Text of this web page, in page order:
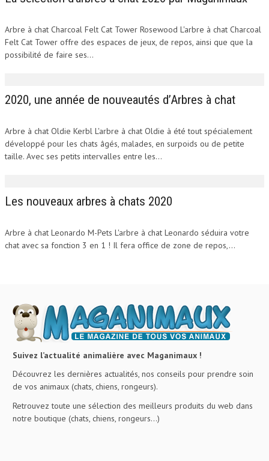
Arbre à chat Charcoal Felt Cat Tower Rosewood L'arbre à chat Charcoal
Felt Cat Tower offre des espaces de jeux, de repos, ainsi que que la
possibilité de faire ses...
2020, une année de nouveautés d’Arbres à chat
Arbre à chat Oldie Kerbl L'arbre à chat Oldie à été tout spécialement
développé pour les chats âgés, malades, en surpoids ou de petite
taille. Avec ses petits intervalles entre les...
Les nouveaux arbres à chats 2020
Arbre à chat Leonardo M-Pets L'arbre à chat Leonardo séduira votre
chat avec sa fonction 3 en 1 ! Il fera office de zone de repos,...
Suivez l’actualité animalière avec Maganimaux !
Découvrez les dernières actualités, nos conseils pour prendre soin
de vos animaux (chats, chiens, rongeurs).
Retrouvez toute une sélection des meilleurs produits du web dans
notre boutique (chats, chiens, rongeurs…)